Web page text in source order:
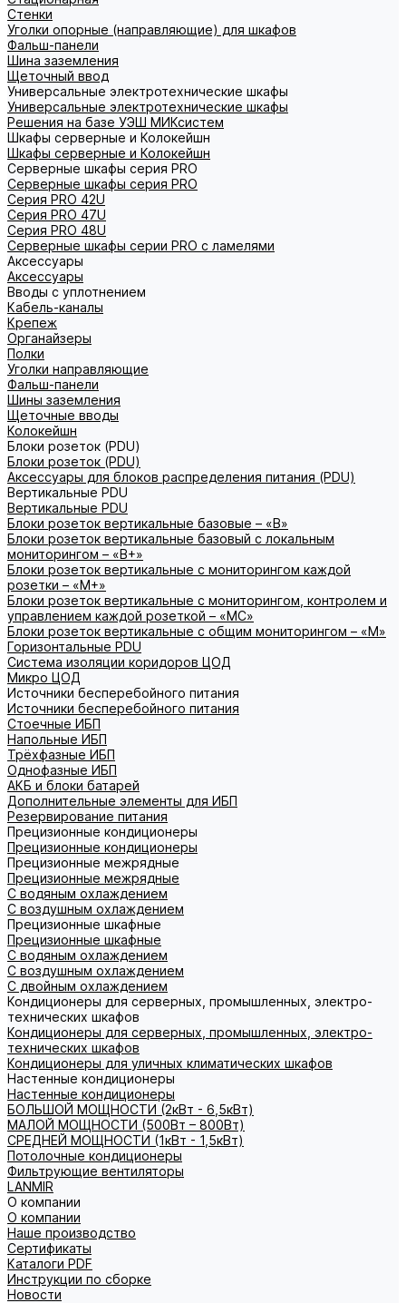
Стенки
Уголки опорные (направляющие) для шкафов
Фальш-панели
Шина заземления
Щеточный ввод
Универсальные электротехнические шкафы
Универсальные электротехнические шкафы
Решения на базе УЭШ МИКсистем
Шкафы серверные и Колокейшн
Шкафы серверные и Колокейшн
Серверные шкафы серия PRO
Серверные шкафы серия PRO
Серия PRO 42U
Серия PRO 47U
Серия PRO 48U
Серверные шкафы серии PRO с ламелями
Аксессуары
Аксессуары
Вводы с уплотнением
Кабель-каналы
Крепеж
Органайзеры
Полки
Уголки направляющие
Фальш-панели
Шины заземления
Щеточные вводы
Колокейшн
Блоки розеток (PDU)
Блоки розеток (PDU)
Аксессуары для блоков распределения питания (PDU)
Вертикальные PDU
Вертикальные PDU
Блоки розеток вертикальные базовые – «В»
Блоки розеток вертикальные базовый с локальным
мониторингом – «В+»
Блоки розеток вертикальные с мониторингом каждой
розетки – «М+»
Блоки розеток вертикальные с мониторингом, контролем и
управлением каждой розеткой – «МС»
Блоки розеток вертикальные с общим мониторингом – «М»
Горизонтальные PDU
Система изоляции коридоров ЦОД
Микро ЦОД
Источники бесперебойного питания
Источники бесперебойного питания
Стоечные ИБП
Напольные ИБП
Трёхфазные ИБП
Однофазные ИБП
АКБ и блоки батарей
Дополнительные элементы для ИБП
Резервирование питания
Прецизионные кондиционеры
Прецизионные кондиционеры
Прецизионные межрядные
Прецизионные межрядные
С водяным охлаждением
С воздушным охлаждением
Прецизионные шкафные
Прецизионные шкафные
С водяным охлаждением
С воздушным охлаждением
С двойным охлаждением
Кондиционеры для серверных, промышленных, электро-
технических шкафов
Кондиционеры для серверных, промышленных, электро-
технических шкафов
Кондиционеры для уличных климатических шкафов
Настенные кондиционеры
Настенные кондиционеры
БОЛЬШОЙ МОЩНОСТИ (2кВт - 6,5кВт)
МАЛОЙ МОЩНОСТИ (500Вт – 800Вт)
СРЕДНЕЙ МОЩНОСТИ (1кВт - 1,5кВт)
Потолочные кондиционеры
Фильтрующие вентиляторы
LANMIR
О компании
О компании
Наше производство
Сертификаты
Каталоги PDF
Инструкции по сборке
Новости